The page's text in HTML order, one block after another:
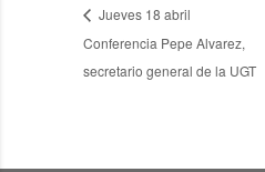
Jueves 18 abril
Conferencia Pepe Alvarez,
secretario general de la UGT